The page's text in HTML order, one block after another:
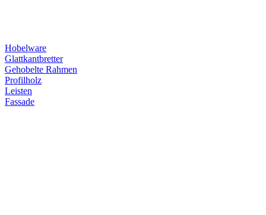
Hobelware
Glattkantbretter
Gehobelte Rahmen
Profilholz
Leisten
Fassade